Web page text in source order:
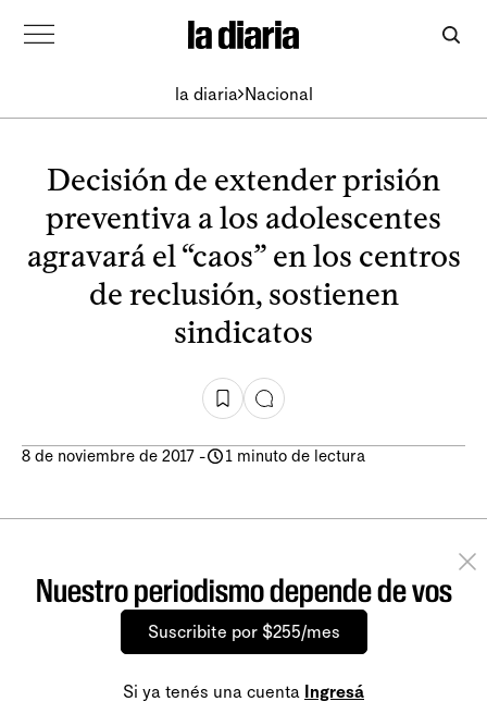
la diaria Nacional
Decisión de extender prisión
preventiva a los adolescentes
agravará el “caos” en los centros
de reclusión, sostienen
sindicatos
8 de noviembre de 2017 - 1 minuto de lectura
Nuestro periodismo depende de vos
Suscribite por $255/mes
Si ya tenés una cuenta Ingresá